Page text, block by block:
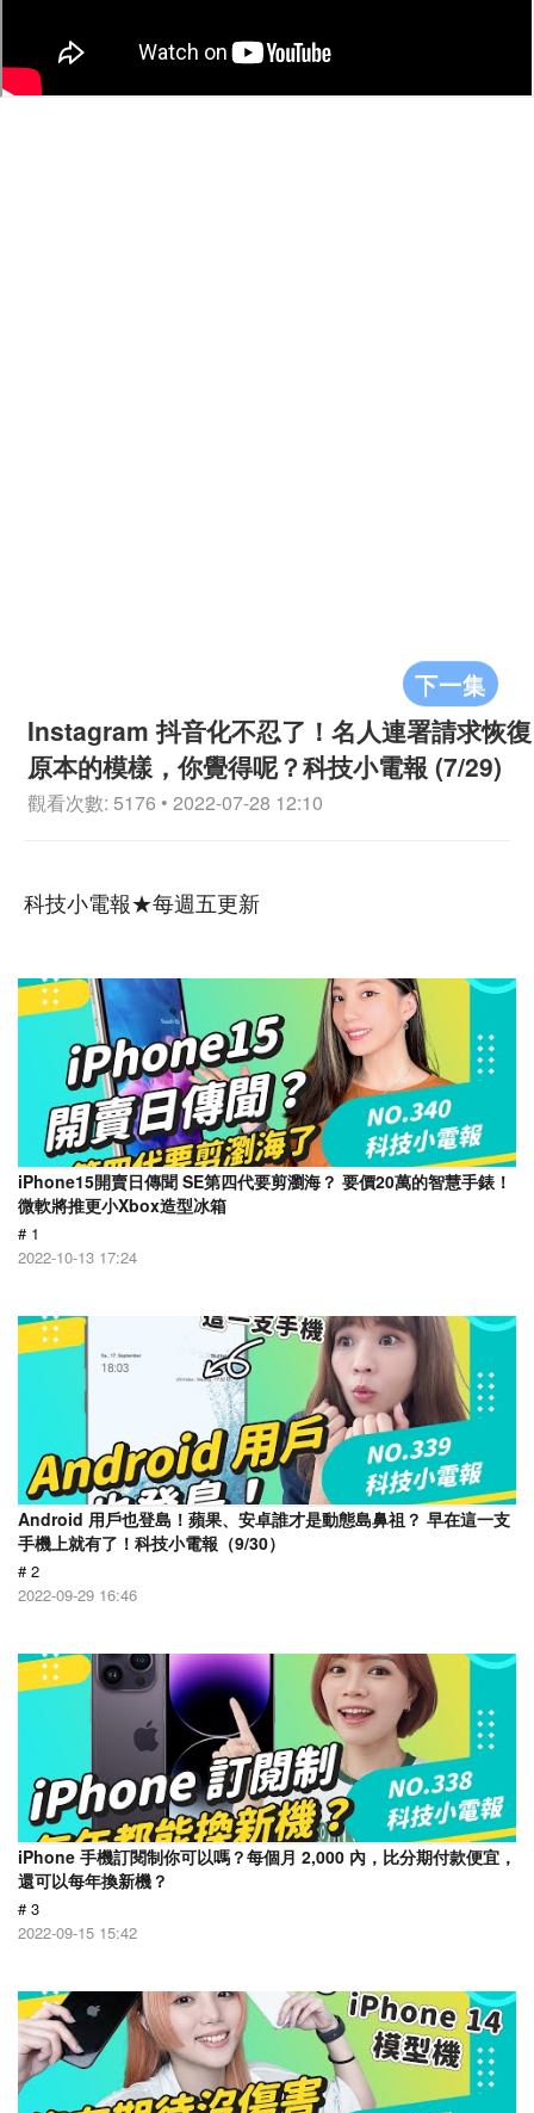
下一集
Instagram 抖音化不忍了！名人連署請求恢復
原本的模樣，你覺得呢？科技小電報 (7/29)
觀看次數: 5176 • 2022-07-28 12:10
科技小電報★每週五更新
iPhone15開賣日傳聞 SE第四代要剪瀏海？ 要價20萬的智慧手錶！
微軟將推更小Xbox造型冰箱
# 1
2022-10-13 17:24
Android 用戶也登島！蘋果、安卓誰才是動態島鼻祖？ 早在這一支
手機上就有了！科技小電報（9/30）
# 2
2022-09-29 16:46
iPhone 手機訂閱制你可以嗎？每個月 2,000 內，比分期付款便宜，
還可以每年換新機？
# 3
2022-09-15 15:42